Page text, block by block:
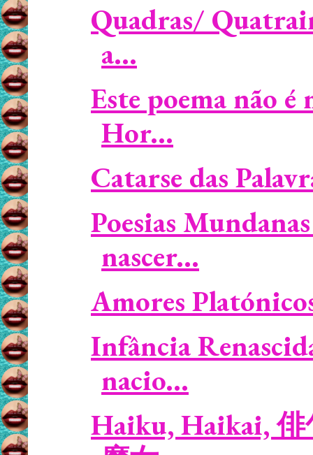
Quadras/
a...
Este poema não
Hor...
Catarse das
Poesias
nascer...
Amores
Infância
nacio...
Haiku, Haikai, 俳